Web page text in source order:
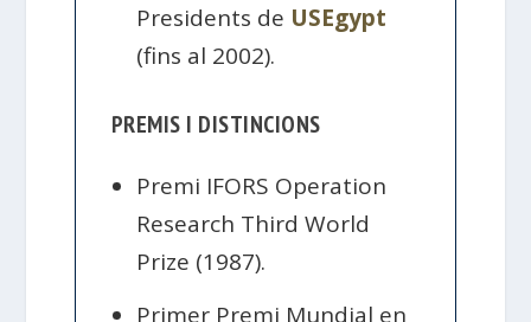
Presidents de USEgypt
(fins al 2002).
PREMIS I DISTINCIONS
Premi IFORS Operation
Research Third World
Prize (1987).
Primer Premi Mundial en